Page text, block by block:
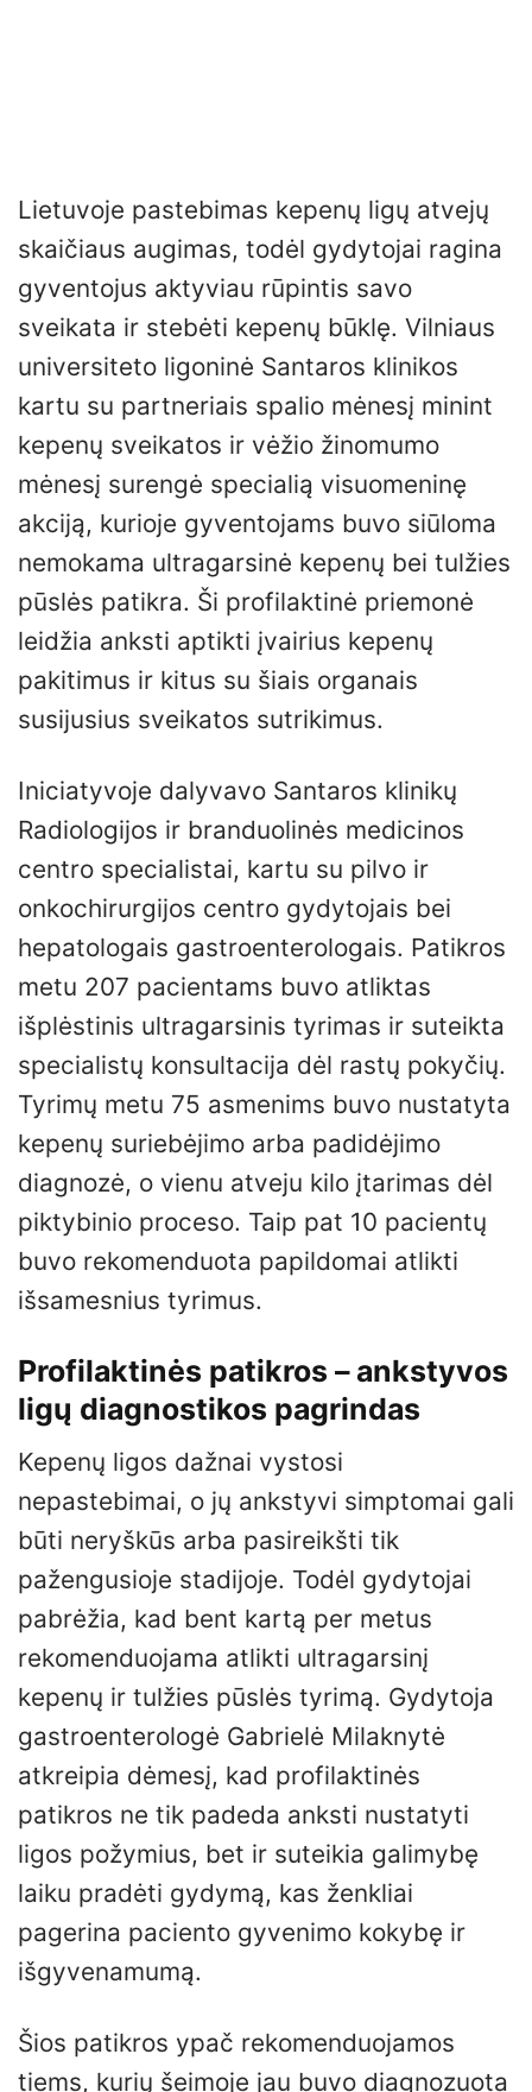
Lietuvoje pastebimas kepenų ligų atvejų
skaičiaus augimas, todėl gydytojai ragina
gyventojus aktyviau rūpintis savo
sveikata ir stebėti kepenų būklę. Vilniaus
universiteto ligoninė Santaros klinikos
kartu su partneriais spalio mėnesį minint
kepenų sveikatos ir vėžio žinomumo
mėnesį surengė specialią visuomeninę
akciją, kurioje gyventojams buvo siūloma
nemokama ultragarsinė kepenų bei tulžies
pūslės patikra. Ši profilaktinė priemonė
leidžia anksti aptikti įvairius kepenų
pakitimus ir kitus su šiais organais
susijusius sveikatos sutrikimus.
Iniciatyvoje dalyvavo Santaros klinikų
Radiologijos ir branduolinės medicinos
centro specialistai, kartu su pilvo ir
onkochirurgijos centro gydytojais bei
hepatologais gastroenterologais. Patikros
metu 207 pacientams buvo atliktas
išplėstinis ultragarsinis tyrimas ir suteikta
specialistų konsultacija dėl rastų pokyčių.
Tyrimų metu 75 asmenims buvo nustatyta
kepenų suriebėjimo arba padidėjimo
diagnozė, o vienu atveju kilo įtarimas dėl
piktybinio proceso. Taip pat 10 pacientų
buvo rekomenduota papildomai atlikti
išsamesnius tyrimus.
Profilaktinės patikros – ankstyvos
ligų diagnostikos pagrindas
Kepenų ligos dažnai vystosi
nepastebimai, o jų ankstyvi simptomai gali
būti neryškūs arba pasireikšti tik
pažengusioje stadijoje. Todėl gydytojai
pabrėžia, kad bent kartą per metus
rekomenduojama atlikti ultragarsinį
kepenų ir tulžies pūslės tyrimą. Gydytoja
gastroenterologė Gabrielė Milaknytė
atkreipia dėmesį, kad profilaktinės
patikros ne tik padeda anksti nustatyti
ligos požymius, bet ir suteikia galimybę
laiku pradėti gydymą, kas ženkliai
pagerina paciento gyvenimo kokybę ir
išgyvenamumą.
Šios patikros ypač rekomenduojamos
tiems, kurių šeimoje jau buvo diagnozuota